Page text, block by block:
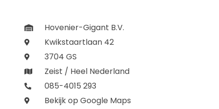
Hovenier-Gigant B.V.
Kwikstaartlaan 42
3704 GS
Zeist / Heel Nederland
085-4015 293
Bekijk op Google Maps